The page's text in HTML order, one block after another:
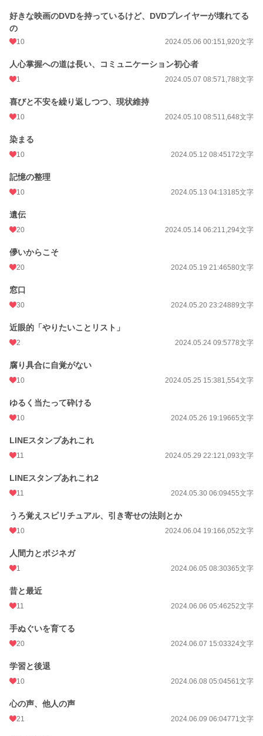
好きな映画のDVDを持っているけど、DVDプレイヤーが壊れてる
の
10 2024.05.06 00:151,920文字
人心掌握への道は長い、コミュニケーション初心者
1 2024.05.07 08:571,788文字
喜びと不安を繰り返しつつ、現状維持
10 2024.05.10 08:511,648文字
染まる
10 2024.05.12 08:45172文字
記憶の整理
10 2024.05.13 04:13185文字
遺伝
20 2024.05.14 06:211,294文字
儚いからこそ
20 2024.05.19 21:46580文字
窓口
30 2024.05.20 23:24889文字
近眼的「やりたいことリスト」
2 2024.05.24 09:5778文字
腐り具合に自覚がない
10 2024.05.25 15:381,554文字
ゆるく当たって砕ける
10 2024.05.26 19:19665文字
LINEスタンプあれこれ
11 2024.05.29 22:121,093文字
LINEスタンプあれこれ2
11 2024.05.30 06:09455文字
うろ覚えスピリチュアル、引き寄せの法則とか
10 2024.06.04 19:166,052文字
人間力とポジネガ
1 2024.06.05 08:30365文字
昔と最近
11 2024.06.06 05:46252文字
手ぬぐいを育てる
20 2024.06.07 15:03324文字
学習と後退
10 2024.06.08 05:04561文字
心の声、他人の声
21 2024.06.09 06:04771文字